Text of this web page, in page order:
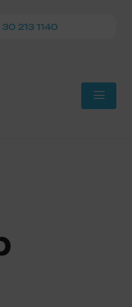
30 213 1140